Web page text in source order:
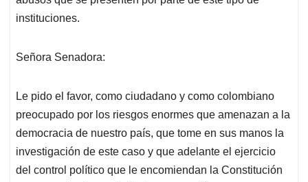
instituciones.
Señora Senadora:
Le pido el favor, como ciudadano y como colombiano
preocupado por los riesgos enormes que amenazan a la
democracia de nuestro país, que tome en sus manos la
investigación de este caso y que adelante el ejercicio
del control político que le encomiendan la Constitución